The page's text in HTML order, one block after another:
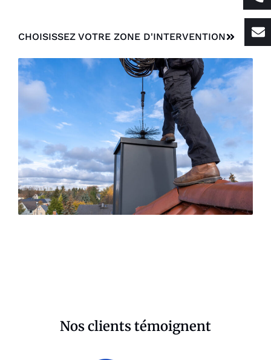
CHOISISSEZ VOTRE ZONE D'INTERVENTION
Nos clients témoignent